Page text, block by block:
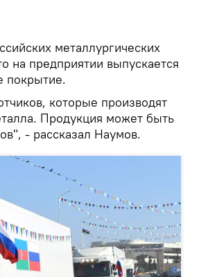
металлургических
на предприятии выпускается
покрытие.
которые производят
Продукция может быть
- рассказал Наумов.